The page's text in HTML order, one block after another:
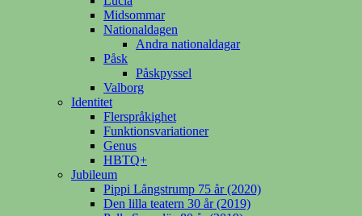
Midsommar
Nationaldagen
Andra nationaldagar
Påsk
Påskpyssel
Valborg
Identitet
Flerspråkighet
Funktionsvariationer
Genus
HBTQ+
Jubileum
Pippi Långstrump 75 år (2020)
Den lilla teatern 30 år (2019)